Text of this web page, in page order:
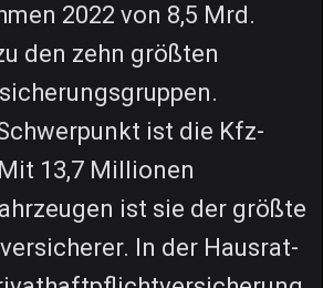
2022 von 8,5 Mrd.
den zehn größten
ist die Kfz-
13,7 Millionen
ist sie der größte
In der Hausrat-